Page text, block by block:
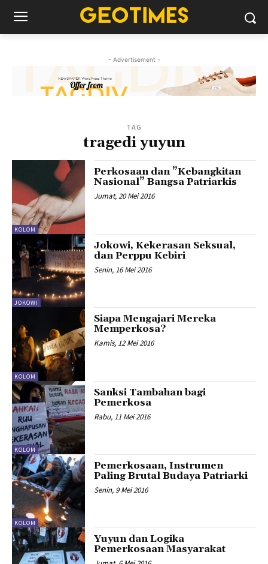
- Advertisement -
TAG
tragedi yuyun
KOLOM
Perkosaan dan ”Kebangkitan
Nasional” Bangsa Patriarkis
Jumat, 20 Mei 2016
JOKOWI
Jokowi, Kekerasan Seksual,
dan Perppu Kebiri
Senin, 16 Mei 2016
KOLOM
Siapa Mengajari Mereka
Memperkosa?
Kamis, 12 Mei 2016
KOLOM
Sanksi Tambahan bagi
Pemerkosa
Rabu, 11 Mei 2016
KOLOM
Pemerkosaan, Instrumen
Paling Brutal Budaya Patriarki
Senin, 9 Mei 2016
Yuyun dan Logika
Pemerkosaan Masyarakat